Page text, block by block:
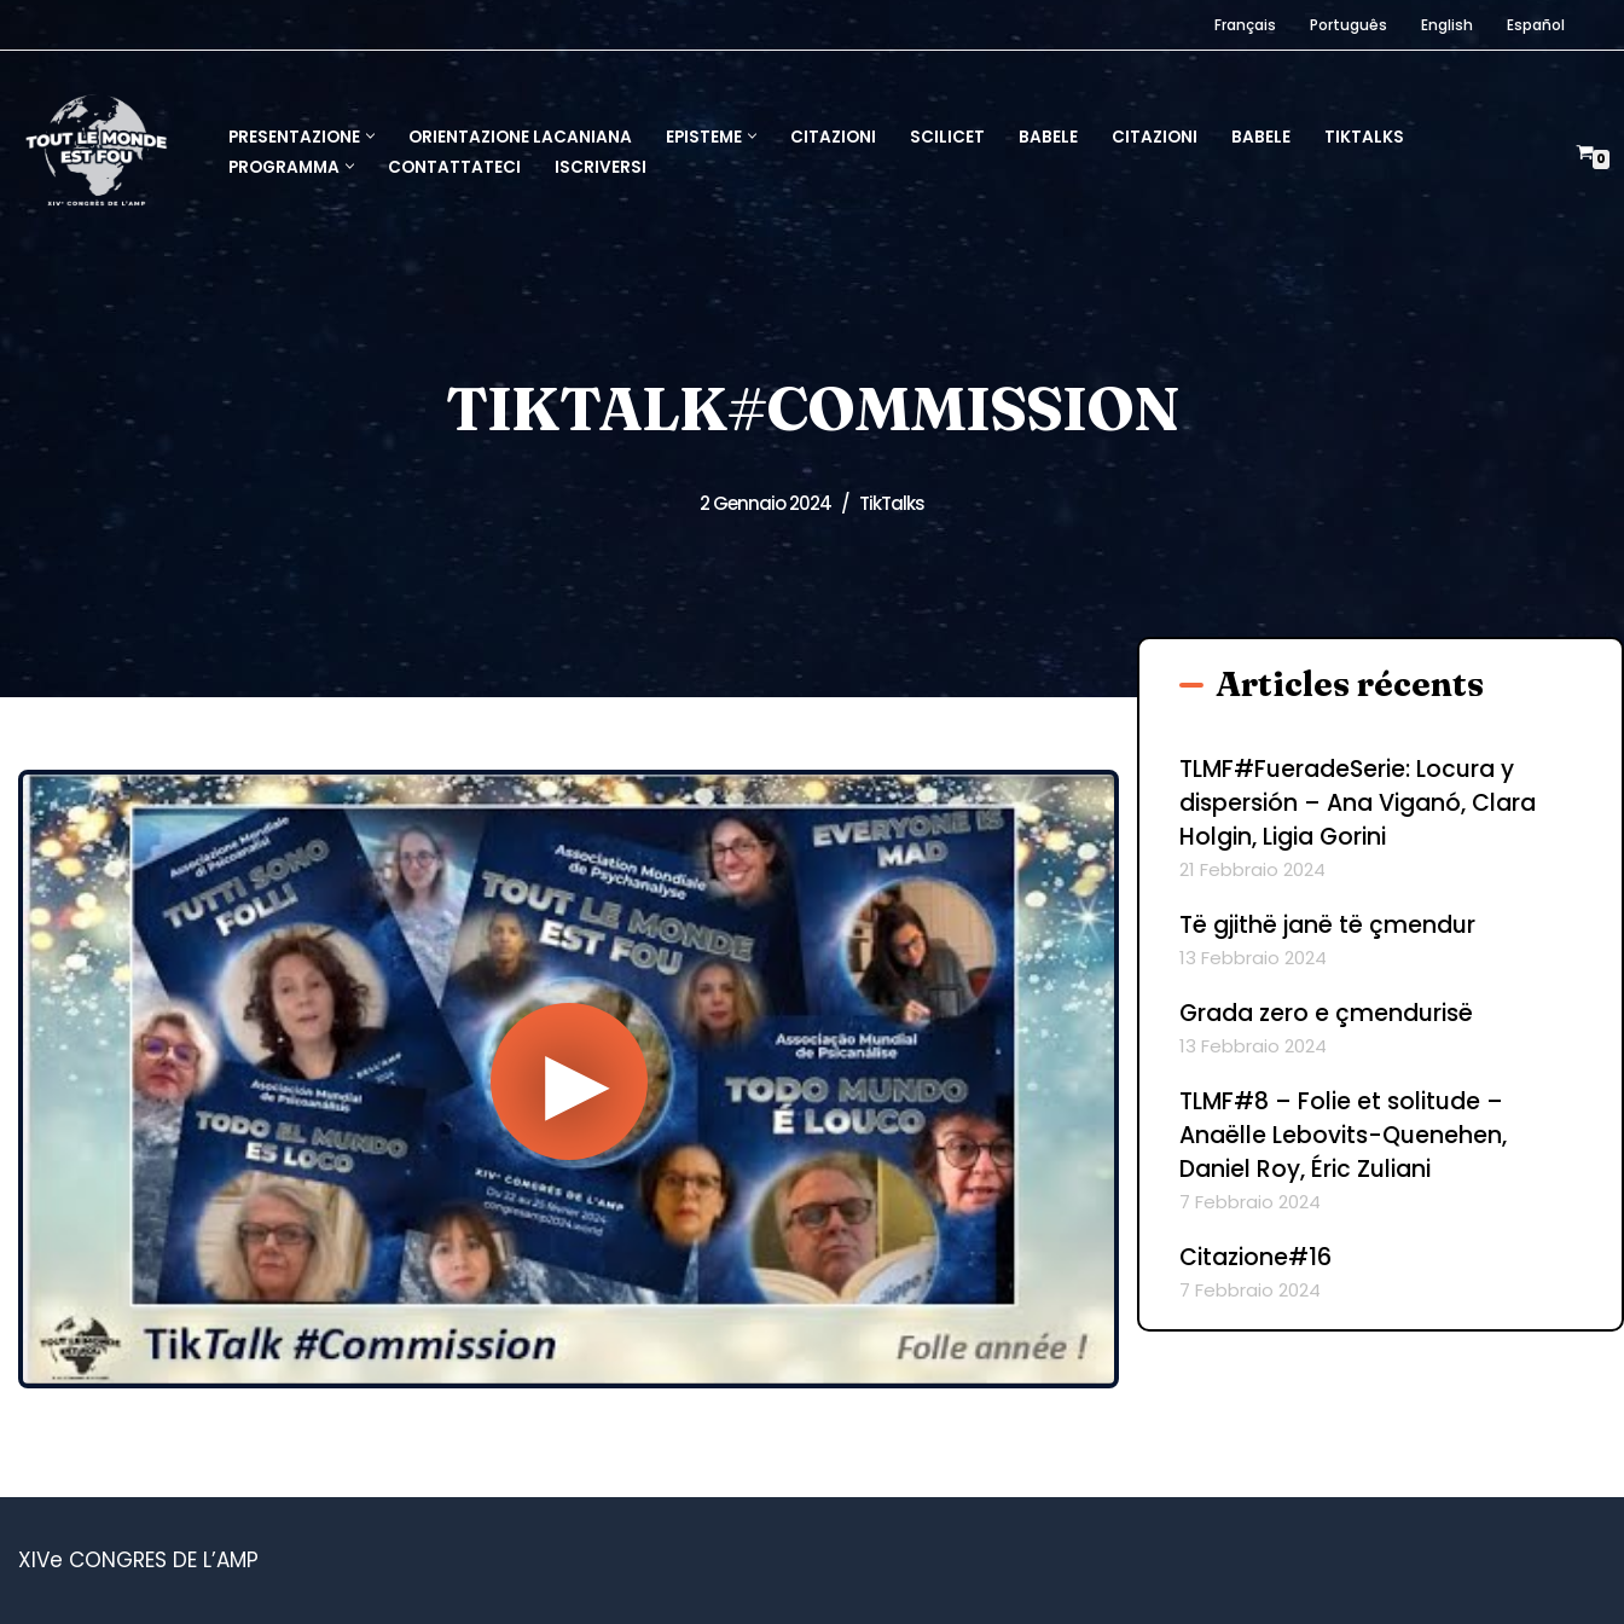
contenuto
Français Português English Español
PRESENTAZIONE ORIENTAZIONE LACANIANA EPISTEME CITAZIONI SCILICET BABELE CITAZIONI BABELE
TIKTALKS
PROGRAMMA
CONTATTATECI ISCRIVERSI 0
TIKTALK#COMMISSION
2 Gennaio 2024 TikTalks
Articles récents
TLMF#FueradeSerie: Locura y
dispersión – Ana Viganó, Clara
Holgin, Ligia Gorini
21 Febbraio 2024
Të gjithë janë të çmendur
13 Febbraio 2024
Grada zero e çmendurisë
13 Febbraio 2024
TLMF#8 – Folie et solitude –
Anaëlle Lebovits-Quenehen,
Daniel Roy, Éric Zuliani
7 Febbraio 2024
Citazione#16
7 Febbraio 2024
XIVe CONGRES DE L’AMP